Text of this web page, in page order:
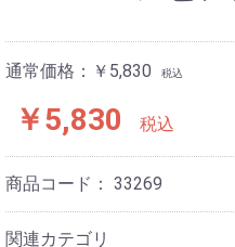
通常価格：￥5,830 税込
￥5,830 税込
商品コード： 33269
関連カテゴリ